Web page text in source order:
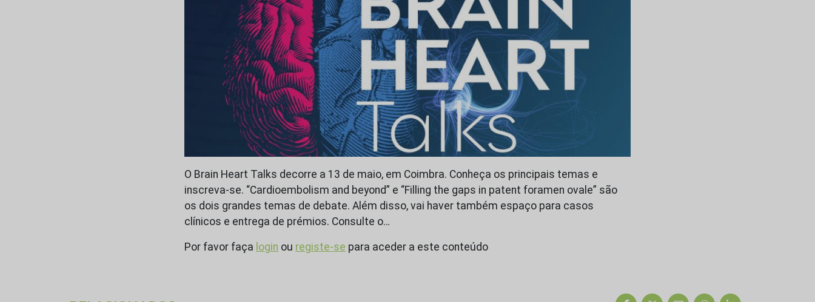
O Brain Heart Talks decorre a 13 de maio, em Coimbra. Conheça os principais temas e
inscreva-se. “Cardioembolism and beyond” e “Filling the gaps in patent foramen ovale” são
os dois grandes temas de debate. Além disso, vai haver também espaço para casos
clínicos e entrega de prémios. Consulte o…
Por favor faça login ou registe-se para aceder a este conteúdo